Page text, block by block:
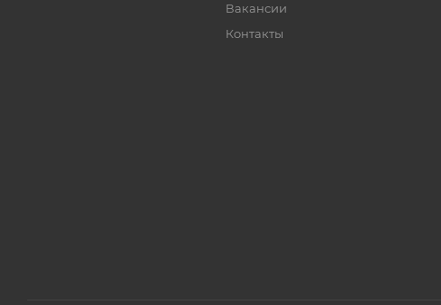
Вакансии
Контакты